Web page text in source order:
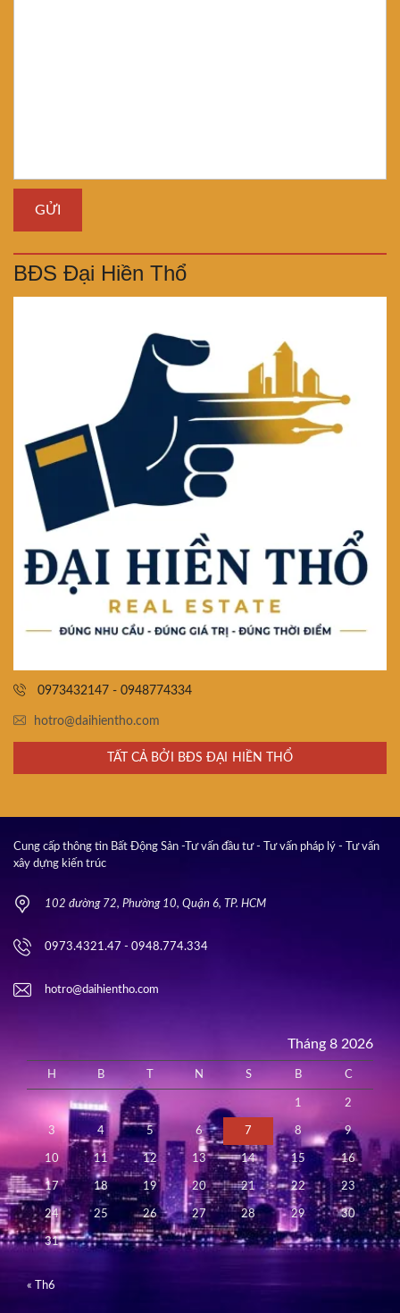
BĐS Đại Hiền Thổ
0973432147 - 0948774334
hotro@daihientho.com
TẤT CẢ BỞI BĐS ĐẠI HIỀN THỔ
Cung cấp thông tin Bất Động Sản -Tư vấn đầu tư - Tư vấn pháp lý - Tư vấn
xây dựng kiến trúc
102 đường 72, Phường 10, Quận 6, TP. HCM
0973.4321.47 - 0948.774.334
hotro@daihientho.com
Tháng 8 2026
H B N S B C
1 2
3 4 5 6 7 8 9
10 11 12 13 14 15 16
17 18 19 20 21 22 23
24 25 26 27 28 29 30
31
« Th6